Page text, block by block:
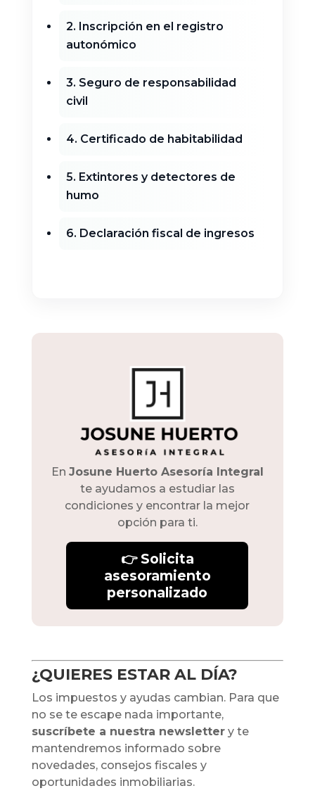
2. Inscripción en el registro
autonómico
3. Seguro de responsabilidad
civil
4. Certificado de habitabilidad
5. Extintores y detectores de
humo
6. Declaración fiscal de ingresos
En Josune Huerto Asesoría Integral
te ayudamos a estudiar las
condiciones y encontrar la mejor
opción para ti.
👉 Solicita
asesoramiento
personalizado
¿QUIERES ESTAR AL DÍA?
Los impuestos y ayudas cambian. Para que
no se te escape nada importante,
suscríbete a nuestra newslettery te
mantendremos informado sobre
novedades, consejos fiscales y
oportunidades inmobiliarias.